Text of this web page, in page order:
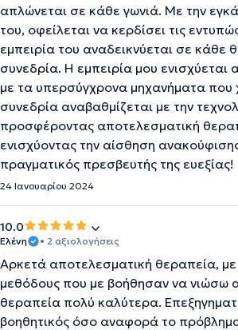
απλώνεται σε κάθε γωνιά. Με την
του, οφείλεται να κερδίσει τις
εμπειρία του αναδεικνύεται σε κάθε
συνεδρία. Η εμπειρία μου
με τα υπερσύγχρονα μηχανήματα που
συνεδρία αναβαθμίζεται με την
προσφέροντας αποτελεσματική
ενισχύοντας την αίσθηση
πραγματικός πρεσβευτής της ευεξίας!
24 Ιανουαρίου 2024
10.0
Ελένη • 2 αξιολογήσεις
Αρκετά αποτελεσματική θεραπεία, με
μεθόδους που με βοήθησαν να νιώσω
θεραπεία πολύ καλύτερα.
βοηθητικός όσο αναφορά το